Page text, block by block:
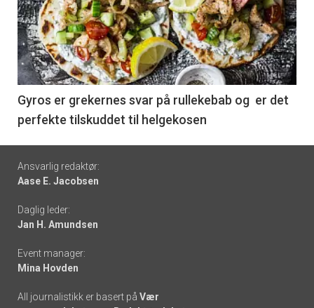
akkurat
nå
-
6
Gyros er grekernes svar på rullekebab og er det
perfekte tilskuddet til helgekosen
Footer
-
links
Ansvarlig redaktør:
Aase E. Jacobsen
Daglig leder:
Jan H. Amundsen
Event manager:
Mina Hovden
All journalistikk er basert på Vær